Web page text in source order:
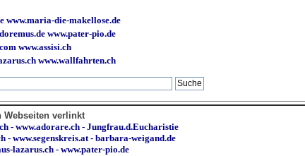
www.maria-die-makellose.de
www.pater-pio.de
www.assisi.ch
www.wallfahrten.ch
Webseiten verlinkt
-www.adorare.ch -Jungfrau.d.Eucharistie
-www.segenskreis.at-barbara-weigand.de
lazarus.ch - www.pater-pio.de